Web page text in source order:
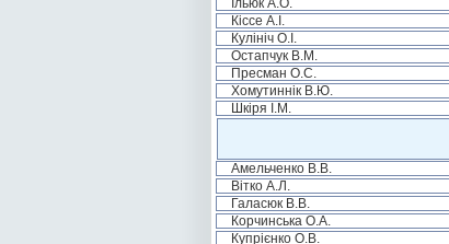
Ільюк А.О.
Кіссе А.І.
Кулініч О.І.
Остапчук В.М.
Пресман О.С.
Хомутиннік В.Ю.
Шкіря І.М.
Амельченко В.В.
Вітко А.Л.
Галасюк В.В.
Корчинська О.А.
Купрієнко О.В.